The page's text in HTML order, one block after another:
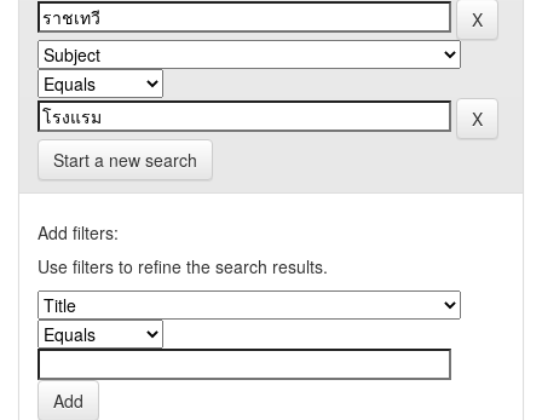
Start a new search
Add filters:
Use filters to refine the search results.